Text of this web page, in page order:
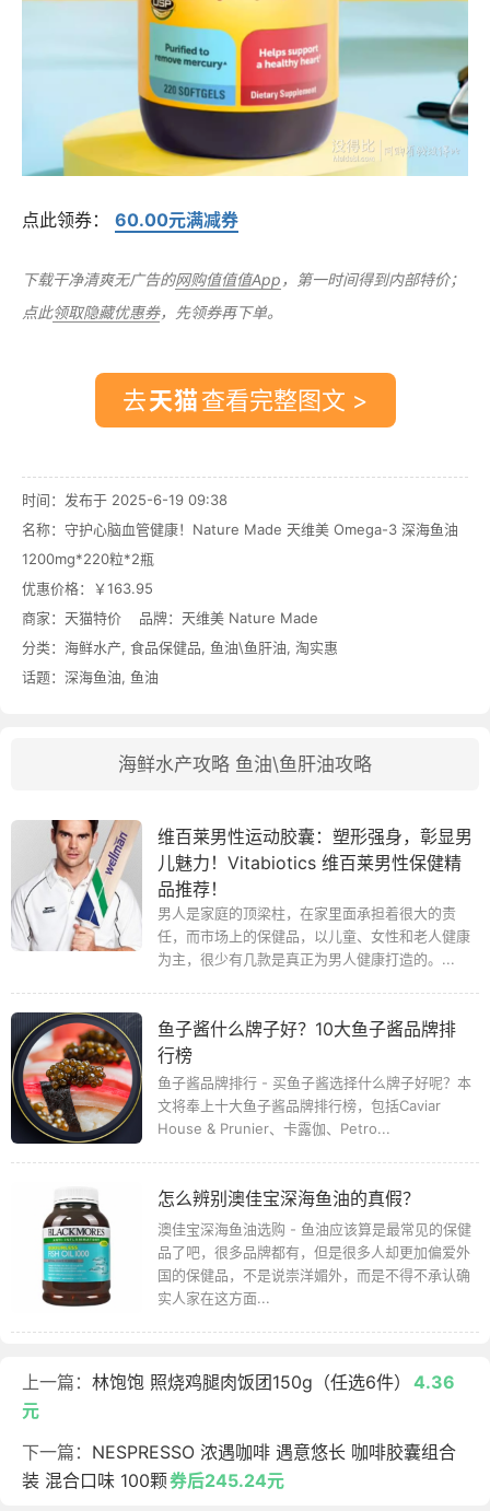
点此领券： 60.00元满减券
下载干净清爽无广告的网购值值值App ，第一时间得到内部特价；
点此领取隐藏优惠券，先领券再下单。
去 查看完整图文 >
时间：发布于 2025-6-19 09:38
名称： 守护心脑血管健康！Nature Made 天维美 Omega-3 深海鱼油
1200mg*220粒*2瓶
优惠价格：
￥163.95
商家： 天猫特价 品牌： 天维美 Nature Made
分类： 海鲜水产, 食品保健品, 鱼油\鱼肝油, 淘实惠
话题： 深海鱼油, 鱼油
海鲜水产攻略 鱼油\鱼肝油攻略
维百莱男性运动胶囊：塑形强身，彰显男
儿魅力！Vitabiotics 维百莱男性保健精
品推荐！
男人是家庭的顶梁柱，在家里面承担着很大的责
任，而市场上的保健品，以儿童、女性和老人健康
为主，很少有几款是真正为男人健康打造的。...
鱼子酱什么牌子好？10大鱼子酱品牌排
行榜
鱼子酱品牌排行 - 买鱼子酱选择什么牌子好呢？本
文将奉上十大鱼子酱品牌排行榜，包括Caviar
House & Prunier、卡露伽、Petro...
怎么辨别澳佳宝深海鱼油的真假？
澳佳宝深海鱼油选购 - 鱼油应该算是最常见的保健
品了吧，很多品牌都有，但是很多人却更加偏爱外
国的保健品，不是说崇洋媚外，而是不得不承认确
实人家在这方面...
上一篇： 林饱饱 照烧鸡腿肉饭团150g（任选6件） 4.36
元
下一篇： NESPRESSO 浓遇咖啡 遇意悠长 咖啡胶囊组合
装 混合口味 100颗券后245.24元